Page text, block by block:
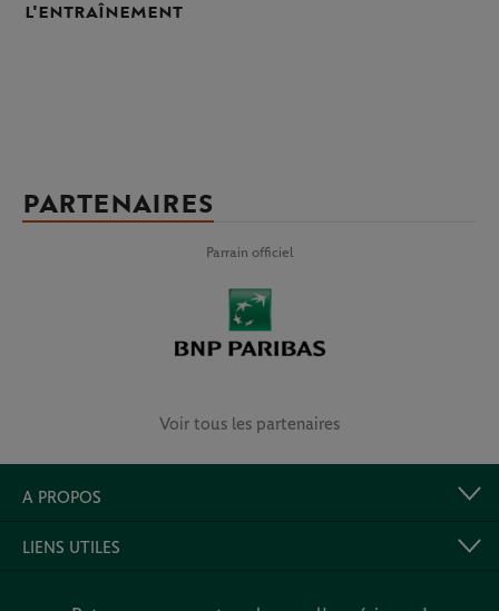
l'entraînement
PARTENAIRES
Parrain officiel
Voir tous les partenaires
A PROPOS
LIENS UTILES